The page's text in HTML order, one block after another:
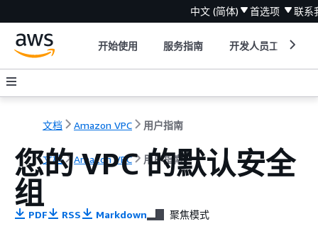
中文 (简体) 首选项 联系
开始使用 服务指南 开发人员工具
文档 Amazon VPC 用户指南
文档 Amazon VPC 用户指南
您的 VPC 的默认安全
组
PDF RSS Markdown 聚焦模式